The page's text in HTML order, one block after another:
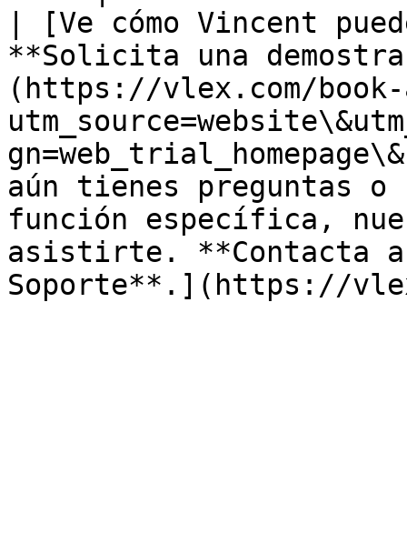
| [Ve cómo Vincent
**Solicita una
(https://vlex.com/book-
aún tienes preguntas o
función específica,
asistirte. **Contacta a